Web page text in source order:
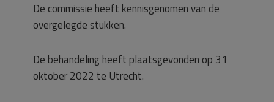
De commissie heeft kennisgenomen van de
overgelegde stukken.
De behandeling heeft plaatsgevonden op 31
oktober 2022 te Utrecht.